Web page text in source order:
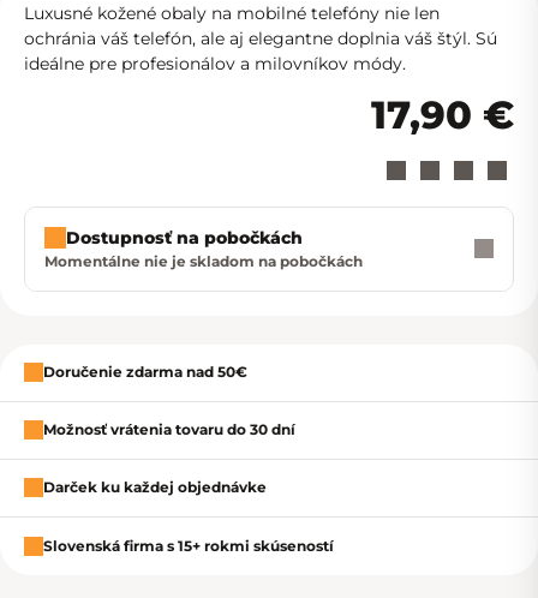
Luxusné kožené obaly na mobilné telefóny nie len
ochránia váš telefón, ale aj elegantne doplnia váš štýl. Sú
ideálne pre profesionálov a milovníkov módy.
17,90 €
Zavrieť
Dostupnosť na pobočkách
Momentálne nie je skladom na pobočkách
Doručenie zdarma nad 50€
Možnosť vrátenia tovaru do 30 dní
Darček ku každej objednávke
Slovenská firma s 15+ rokmi skúseností